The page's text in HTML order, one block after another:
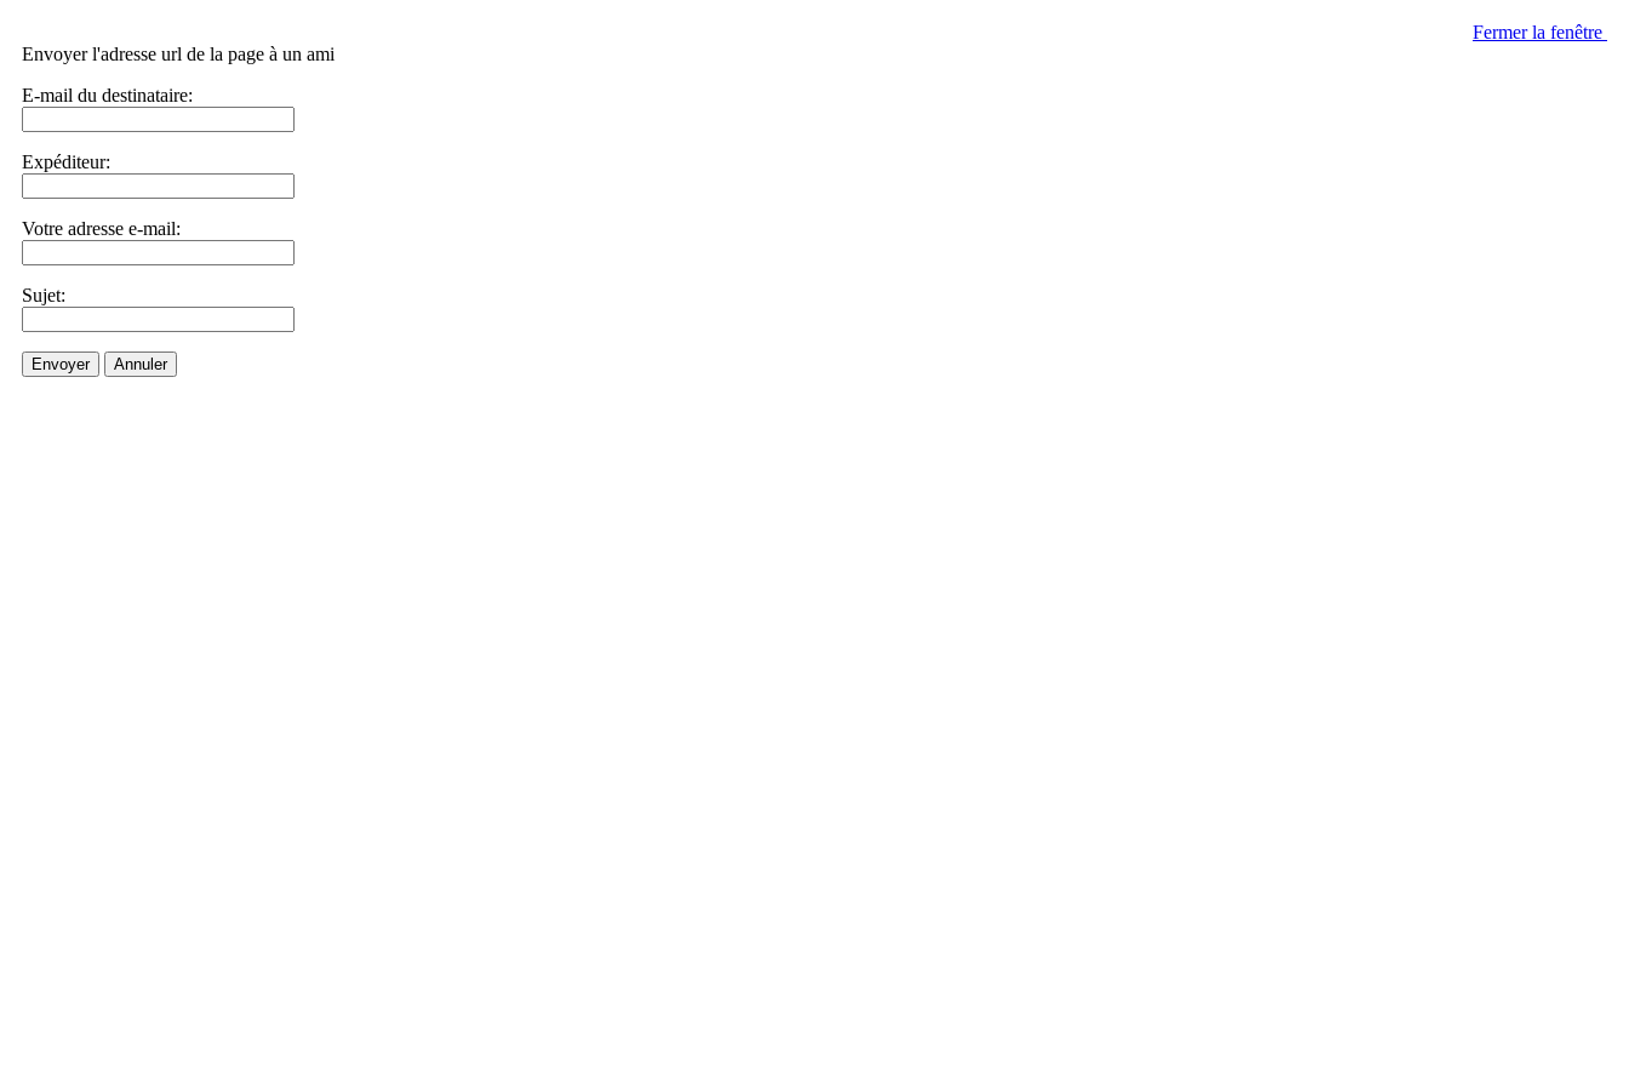
Fermer la fenêtre
Envoyer l'adresse url de la page à un ami
E-mail du destinataire:
Expéditeur:
Votre adresse e-mail:
Sujet:
Envoyer Annuler